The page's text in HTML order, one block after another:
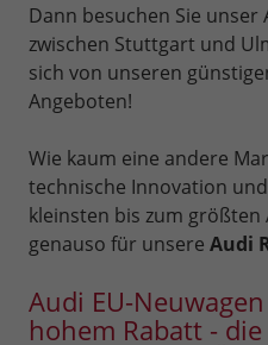
Dann besuchen Sie unser
zwischen Stuttgart und
sich von unseren
Angeboten!
Wie kaum eine andere
technische Innovation
kleinsten bis zum größten
genauso für unsere Audi
Audi EU-
hohem Rabatt -